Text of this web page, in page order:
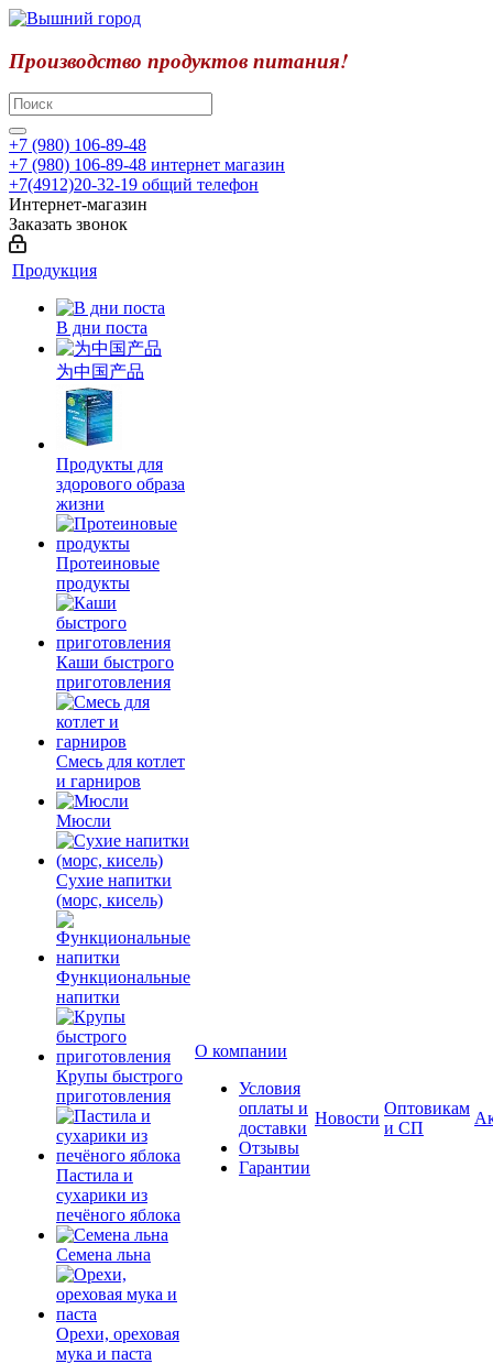
Производство продуктов питания!
+7 (980) 106-89-48
+7 (980) 106-89-48 интернет магазин
+7(4912)20-32-19 общий телефон
Интернет-магазин
Заказать звонок
Продукция
В дни поста
为中国产品
Продукты для
здорового образа
жизни
Протеиновые
продукты
Каши быстрого
приготовления
Смесь для котлет
и гарниров
Мюсли
Сухие напитки
(морс, кисель)
Функциональные
напитки
Крупы быстрого
приготовления
Пастила и
сухарики из
печёного яблока
Семена льна
Орехи, ореховая
мука и паста
О компании
Условия
оплаты и
доставки
Отзывы
Гарантии
Новости
Оптовикам
и СП